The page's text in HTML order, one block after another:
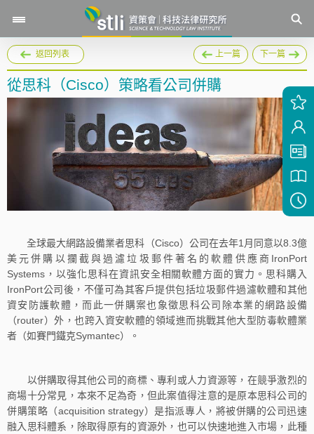
返回列表 上一篇 下一篇
從思科（Cisco）策略看公司併購
全球最大網路設備業者思科（Cisco）公司在去年1月同意以8.3億
美元併購以攔截與過濾垃圾郵件著名的軟體供應商IronPort
Systems，以強化思科在資訊安全相關軟體方面的實力。思科購入
IronPort公司後，不僅可為其客戶提供包括垃圾郵件過濾軟體和其他
資安防護軟體，而此一併購案也象徵思科公司除本業的網路設備
（router）外，也跨入資安軟體的領域進而挑戰其他大型防毒軟體業
者（如賽門鐵克Symantec）。
以併購取得其他公司的商標、專利或人力資源等，在競爭激烈的
商場十分常見，本來不足為奇，但此案值得注意的是原本思科公司的
併購策略（acquisition strategy）是指派專人，將被併購的公司迅速
融入思科體系，除取得原有的資源外，也可以快速地進入市場，此種